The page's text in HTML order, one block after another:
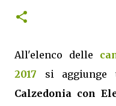
All'elenco delle
2017 si aggiunge
Calzedonia con